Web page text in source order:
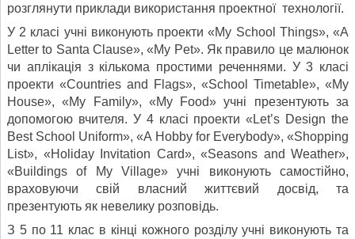
розглянути приклади викорис­тання проектної технології.
У 2 класі учні виконують проекти «My School Things», «A
Letter to Santa Clause», «My Pet». Як правило це малюнок
чи аплікація з кількома простими реченнями. У 3 класі
проекти «Countries and Flags», «School Timetable», «My
House», «My Family», «My Food» учні презентують за
допомогою вчителя. У 4 класі проекти «Let’s Design the
Best School Uniform», «A Hobby for Everybody», «Shopping
List», «Holiday Invitation Card», «Seasons and Weather»,
«Buildings of My Village» учні виконують самостійно,
враховуючи свій власний життєвий досвід, та
презентують як невелику розповідь.
З 5 по 11 клас в кінці кожного розділу учні виконують та